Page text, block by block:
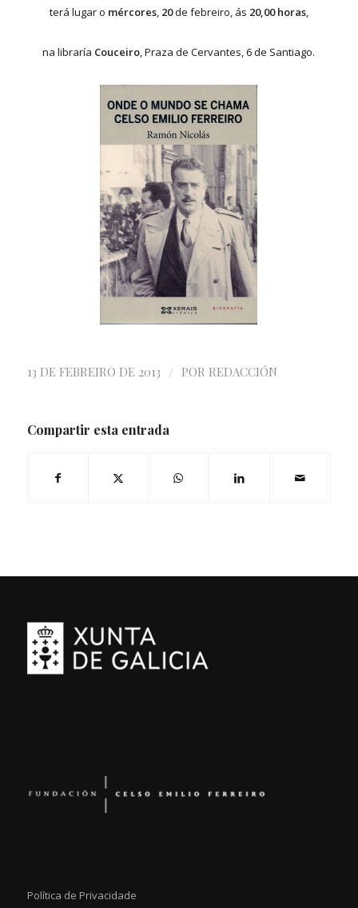
terá lugar o mércores, 20de febreiro, ás 20,00 horas,
na libraría Couceiro, Praza de Cervantes, 6 de Santiago.
13 DE FEBREIRO DE 2013 / POR REDACCIÓN
Compartir esta entrada
Política de Privacidade